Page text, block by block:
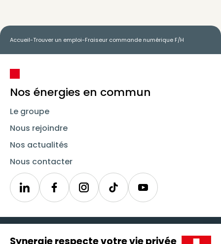
Accueil-Trouver un emploi-Fraiseur commande numérique F/H
Nos énergies en commun
Le groupe
Nous rejoindre
Nos actualités
Nous contacter
LinkedinSynergieInstagramTikTok Youtube
Icône d'illustration